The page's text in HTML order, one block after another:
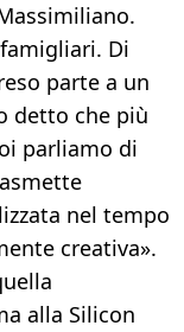
Di
parte a un
detto che più
parliamo di
nel tempo
creativa».
alla Silicon